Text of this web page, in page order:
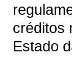
créditos
Estado